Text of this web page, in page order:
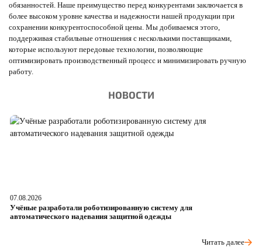
обязанностей. Наше преимущество перед конкурентами заключается в
более высоком уровне качества и надежности нашей продукции при
сохранении конкурентоспособной цены. Мы добиваемся этого,
поддерживая стабильные отношения с несколькими поставщиками,
которые используют передовые технологии, позволяющие
оптимизировать производственный процесс и минимизировать ручную
работу.
НОВОСТИ
07.08.2026
Учёные разработали роботизированную систему для
автоматического надевания защитной одежды
Читать далее